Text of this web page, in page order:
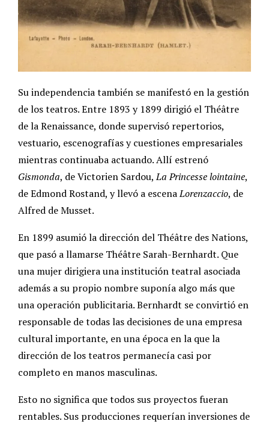
Su independencia también se manifestó en la gestión
de los teatros. Entre 1893 y 1899 dirigió el Théâtre
de la Renaissance, donde supervisó repertorios,
vestuario, escenografías y cuestiones empresariales
mientras continuaba actuando. Allí estrenó
Gismonda, de Victorien Sardou,La Princesse lointaine,
de Edmond Rostand, y llevó a escenaLorenzaccio, de
Alfred de Musset.
En 1899 asumió la dirección del Théâtre des Nations,
que pasó a llamarse Théâtre Sarah-Bernhardt. Que
una mujer dirigiera una institución teatral asociada
además a su propio nombre suponía algo más que
una operación publicitaria. Bernhardt se convirtió en
responsable de todas las decisiones de una empresa
cultural importante, en una época en la que la
dirección de los teatros permanecía casi por
completo en manos masculinas.
Esto no significa que todos sus proyectos fueran
rentables. Sus producciones requerían inversiones de